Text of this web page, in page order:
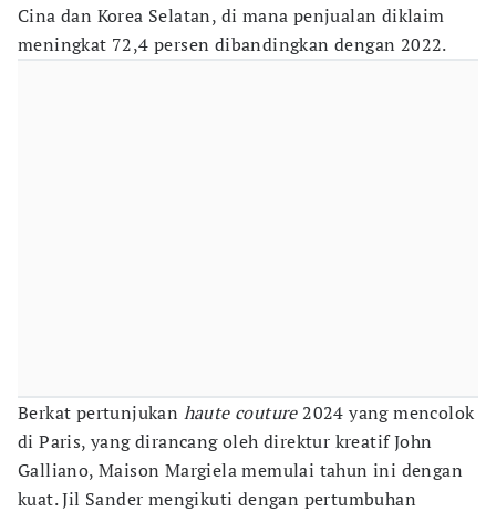
Cina dan Korea Selatan, di mana penjualan diklaim
meningkat 72,4 persen dibandingkan dengan 2022.
Berkat pertunjukan haute couture2024 yang mencolok
di Paris, yang dirancang oleh direktur kreatif John
Galliano, Maison Margiela memulai tahun ini dengan
kuat. Jil Sander mengikuti dengan pertumbuhan